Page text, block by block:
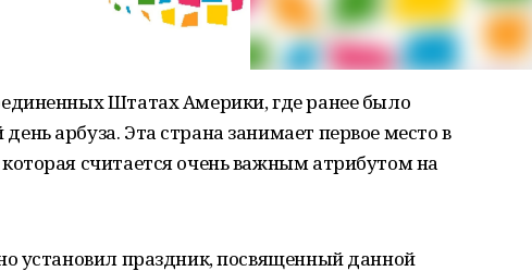
Штатах Америки, где ранее было
арбуза. Эта страна занимает первое место в
считается очень важным атрибутом на
установил праздник, посвященный данной